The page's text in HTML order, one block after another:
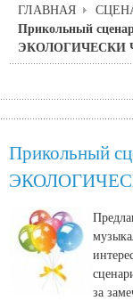
ГЛАВНАЯ
Прикольный
ЭКОЛОГИЧЕСКИ
Прикольный
за